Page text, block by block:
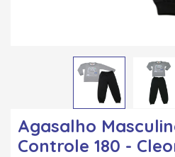
Agasalho
Controle 180 -